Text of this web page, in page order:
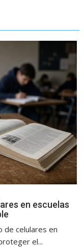
en escuelas
de celulares en
el...